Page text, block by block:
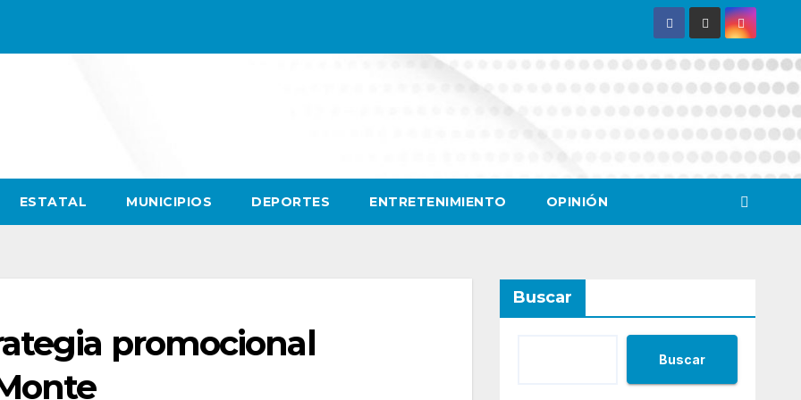
ESTATAL MUNICIPIOS DEPORTES ENTRETENIMIENTO OPINIÓN
promocional
Buscar
Buscar